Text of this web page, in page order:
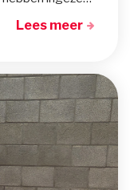
Lees meer